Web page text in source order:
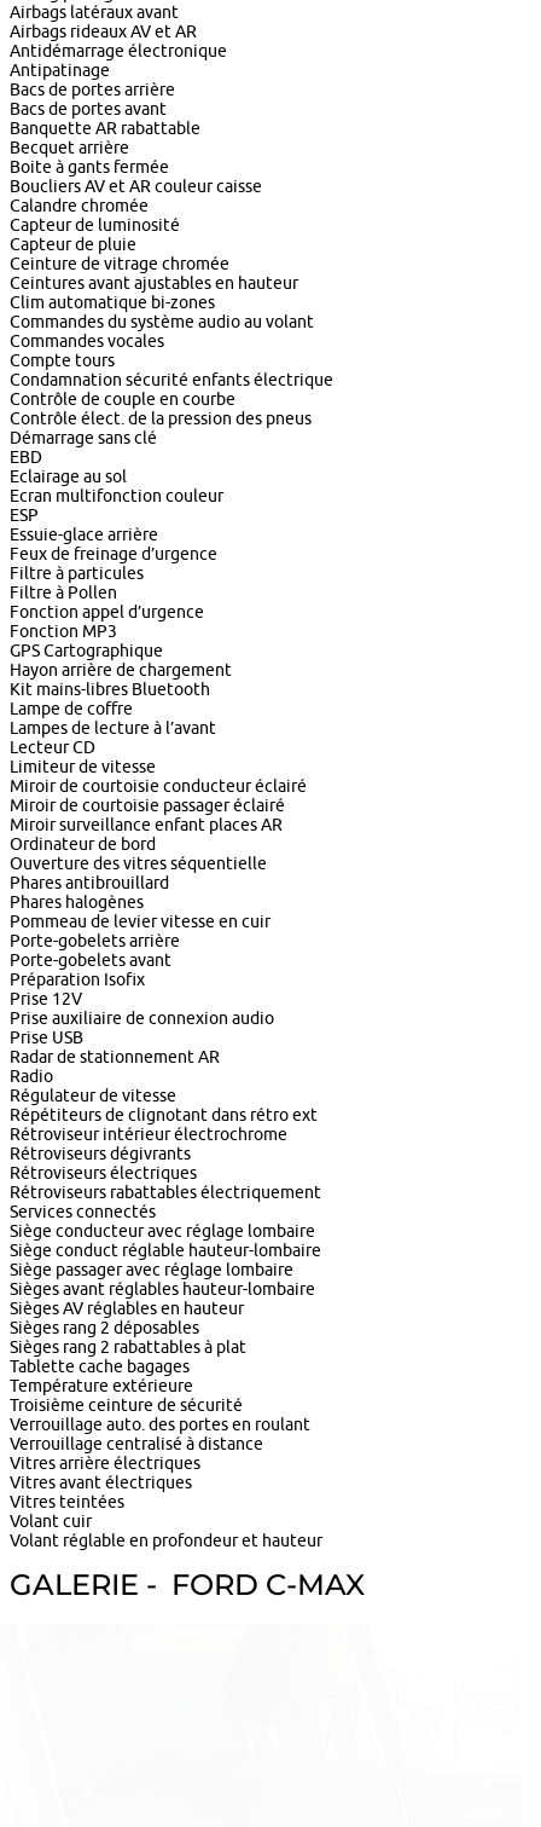
Airbags latéraux avant
Airbags rideaux AV et AR
Antidémarrage électronique
Antipatinage
Bacs de portes arrière
Bacs de portes avant
Banquette AR rabattable
Becquet arrière
Boite à gants fermée
Boucliers AV et AR couleur caisse
Calandre chromée
Capteur de luminosité
Capteur de pluie
Ceinture de vitrage chromée
Ceintures avant ajustables en hauteur
Clim automatique bi-zones
Commandes du système audio au volant
Commandes vocales
Compte tours
Condamnation sécurité enfants électrique
Contrôle de couple en courbe
Contrôle élect. de la pression des pneus
Démarrage sans clé
EBD
Eclairage au sol
Ecran multifonction couleur
ESP
Essuie-glace arrière
Feux de freinage d’urgence
Filtre à particules
Filtre à Pollen
Fonction appel d’urgence
Fonction MP3
GPS Cartographique
Hayon arrière de chargement
Kit mains-libres Bluetooth
Lampe de coffre
Lampes de lecture à l’avant
Lecteur CD
Limiteur de vitesse
Miroir de courtoisie conducteur éclairé
Miroir de courtoisie passager éclairé
Miroir surveillance enfant places AR
Ordinateur de bord
Ouverture des vitres séquentielle
Phares antibrouillard
Phares halogènes
Pommeau de levier vitesse en cuir
Porte-gobelets arrière
Porte-gobelets avant
Préparation Isofix
Prise 12V
Prise auxiliaire de connexion audio
Prise USB
Radar de stationnement AR
Radio
Régulateur de vitesse
Répétiteurs de clignotant dans rétro ext
Rétroviseur intérieur électrochrome
Rétroviseurs dégivrants
Rétroviseurs électriques
Rétroviseurs rabattables électriquement
Services connectés
Siège conducteur avec réglage lombaire
Siège conduct réglable hauteur-lombaire
Siège passager avec réglage lombaire
Sièges avant réglables hauteur-lombaire
Sièges AV réglables en hauteur
Sièges rang 2 déposables
Sièges rang 2 rabattables à plat
Tablette cache bagages
Température extérieure
Troisième ceinture de sécurité
Verrouillage auto. des portes en roulant
Verrouillage centralisé à distance
Vitres arrière électriques
Vitres avant électriques
Vitres teintées
Volant cuir
Volant réglable en profondeur et hauteur
GALERIE - FORD C-MAX